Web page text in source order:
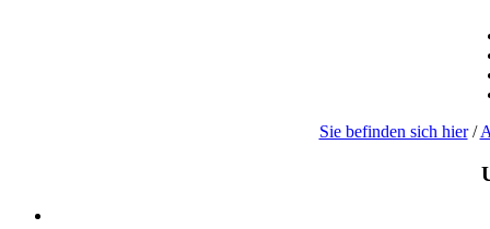
Sie befinden sich hier/